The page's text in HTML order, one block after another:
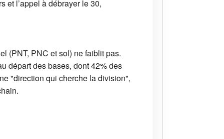
et l’appel à débrayer le 30,
(PNT, PNC et sol) ne faiblit pas.
départ des bases, dont 42% des
"direction qui cherche la division",